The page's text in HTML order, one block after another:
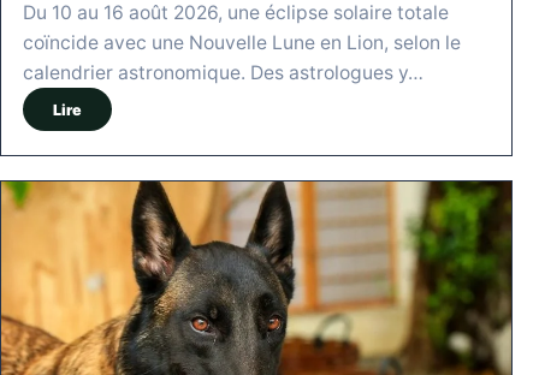
Du 10 au 16 août 2026, une éclipse solaire totale
coïncide avec une Nouvelle Lune en Lion, selon le
calendrier astronomique. Des astrologues y…
Lire